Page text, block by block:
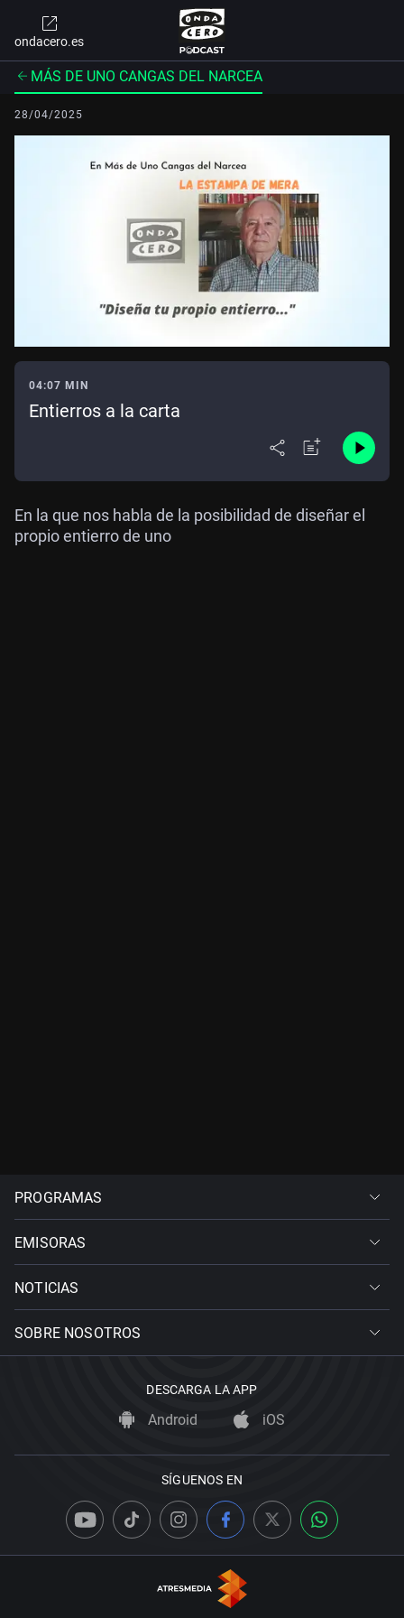
ondacero.es
MÁS DE UNO CANGAS DEL NARCEA
28/04/2025
04:07 MIN
Entierros a la carta
En la que nos habla de la posibilidad de diseñar el
propio entierro de uno
PROGRAMAS
EMISORAS
NOTICIAS
SOBRE NOSOTROS
DESCARGA LA APP
Android iOS
SÍGUENOS EN